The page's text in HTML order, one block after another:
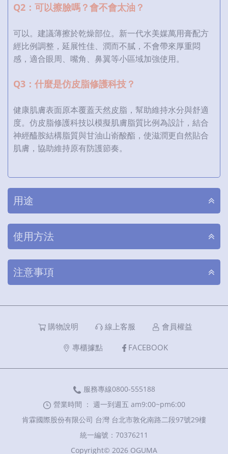
Q2：可以擦臉嗎？會不會太油？
可以。建議薄擦於乾燥部位。新一代水美媒萬用膏配方
經比例調整，延展性佳、潤而不膩，不會帶來厚重悶
感，適合眼周、嘴角、鼻翼等小區域加強使用。
Q3：什麼是仿皮脂修護科技？
健康肌膚表面原本覆蓋天然皮脂，幫助維持水分與舒適
度。仿皮脂修護科技以模擬肌膚脂質比例為設計，結合
神經醯胺結構脂質與甘油山嵛酸酯，使滋潤更自然貼合
肌膚，協助維持原有防護節奏。
用途
使用方法
注意事項
購物說明 線上客服 會員權益
專櫃據點 FACEBOOK
服務專線0800-555188
營業時間 ： 週一到週五 am9:00~pm6:00
肯霖國際股份有限公司 台灣 台北市敦化南路二段97號29樓
統一編號：70376211
Copyright© 2026 OGUMA